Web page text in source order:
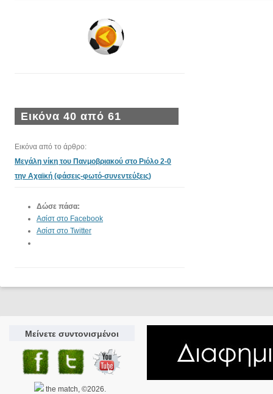
Εικόνα 40 από 61
Εικόνα από το άρθρο:
Μεγάλη νίκη του Πανμοβριακού στο Ριόλο 2-0
την Αχαϊκή (φάσεις-φωτό-συνεντεύξεις)
Δώσε πάσα:
Ασίστ στο Facebook
Ασίστ στο Twitter
Μείνετε συντονισμένοι
the match, ©2026.